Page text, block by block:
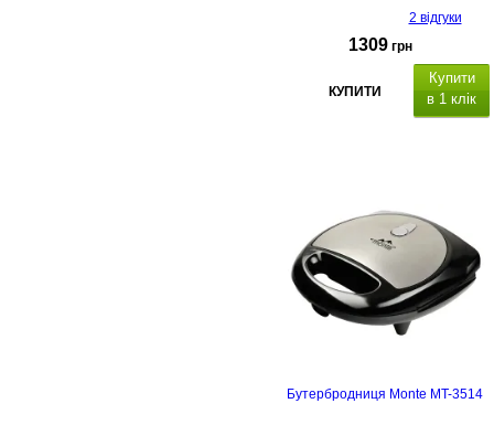
2 відгуки
1309 грн
КУПИТИ
Купити
в 1 клік
Бутербродниця Monte MT-3514